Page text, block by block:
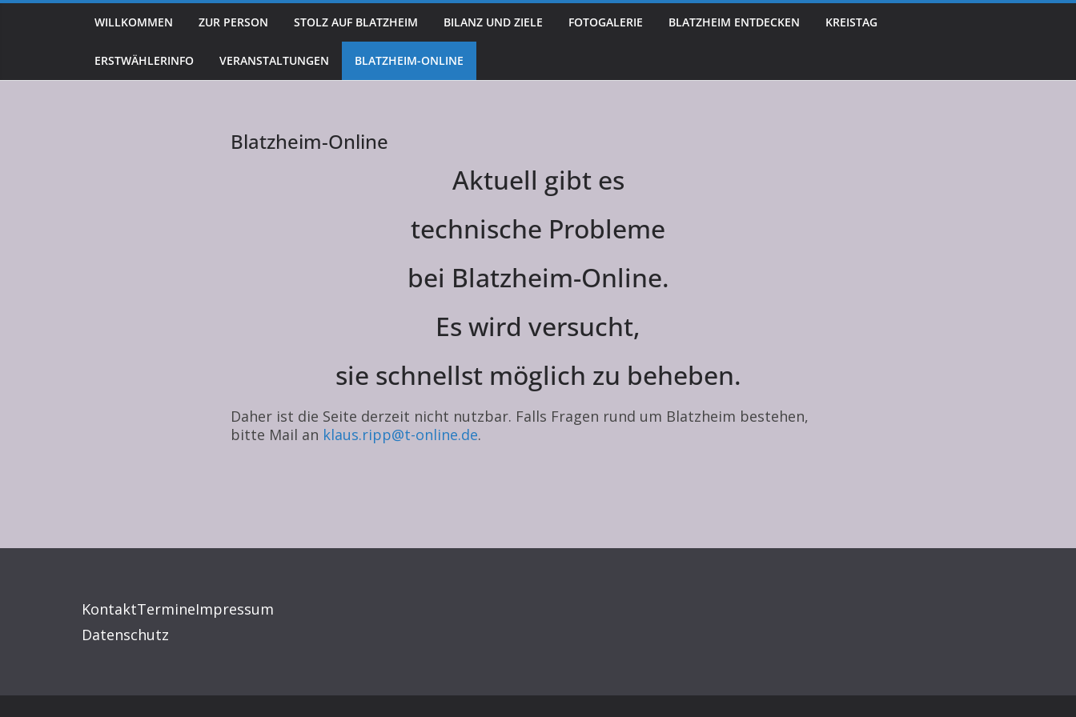
Zum
WILLKOMMEN ZUR PERSON STOLZ AUF BLATZHEIM BILANZ UND ZIELE FOTOGALERIE BLATZHEIM ENTDECKEN KREISTAG
ERSTWÄHLERINFO VERANSTALTUNGEN BLATZHEIM-ONLINE
Blatzheim-Online
Aktuell gibt es
technische Probleme
bei Blatzheim-Online.
Es wird versucht,
sie schnellst möglich zu beheben.
Daher ist die Seite derzeit nicht nutzbar. Falls Fragen rund um Blatzheim bestehen,
bitte Mail an klaus.ripp@t-online.de.
KontaktTermineImpressum
Datenschutz